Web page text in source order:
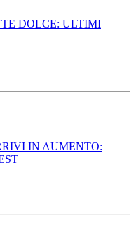
DOLCE: ULTIMI
IN AUMENTO: